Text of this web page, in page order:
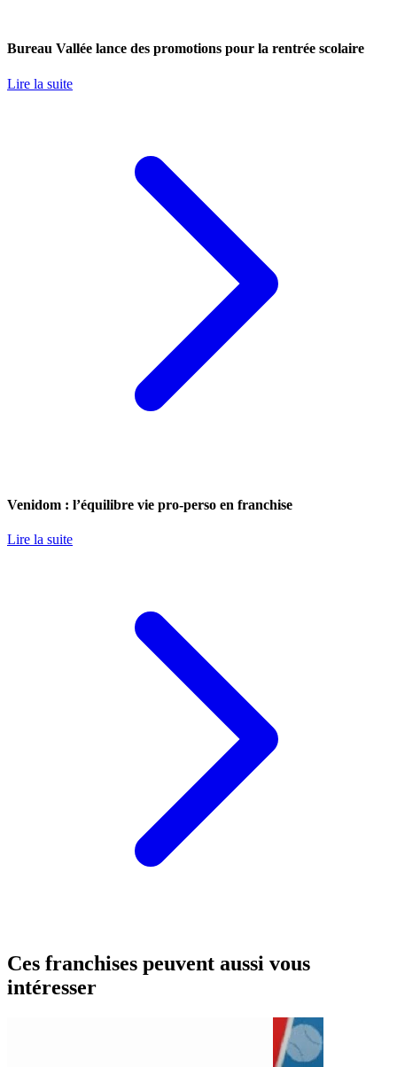
Bureau Vallée lance des promotions pour la rentrée scolaire
Lire la suite
Venidom : l’équilibre vie pro-perso en franchise
Lire la suite
Ces franchises peuvent aussi vous
intéresser